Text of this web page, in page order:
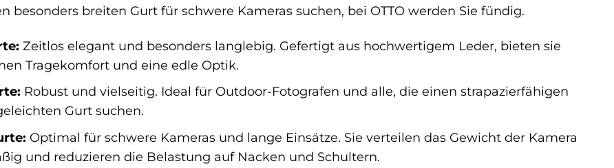
besonders breiten Gurt für schwere Kameras suchen, bei OTTO werden Sie fündig.
Zeitlos elegant und besonders langlebig. Gefertigt aus hochwertigem Leder, bieten sie
Tragekomfort und eine edle Optik.
Robust und vielseitig. Ideal für Outdoor-Fotografen und alle, die einen strapazierfähigen
Gurt suchen.
Optimal für schwere Kameras und lange Einsätze. Sie verteilen das Gewicht der Kamera
und reduzieren die Belastung auf Nacken und Schultern.